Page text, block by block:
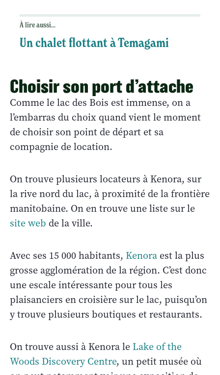
À lire aussi...
Un chalet flottant à Temagami
Choisir son port d’attache
Comme le lac des Bois est immense, on a
l’embarras du choix quand vient le moment
de choisir son point de départ et sa
compagnie de location.
On trouve plusieurs locateurs à Kenora, sur
la rive nord du lac, à proximité de la frontière
manitobaine. On en trouve une liste sur le
site web de la ville.
Avec ses 15 000 habitants, Kenora est la plus
grosse agglomération de la région. C’est donc
une escale intéressante pour tous les
plaisanciers en croisière sur le lac, puisqu’on
y trouve plusieurs boutiques et restaurants.
On trouve aussi à Kenora le Lake of the
Woods Discovery Centre, un petit musée où